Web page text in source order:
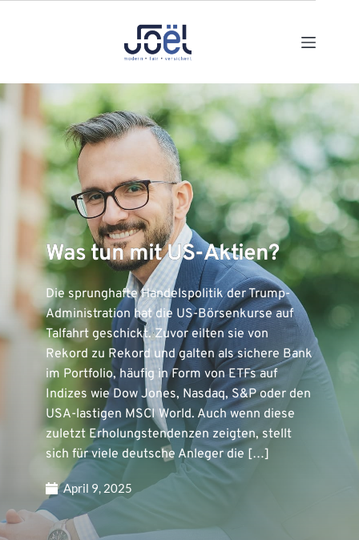
Was tun mit US-Aktien?
Die sprunghafte Handelspolitik der Trump-
Administration hat die US-Börsenkurse auf
Talfahrt geschickt. Zuvor eilten sie von
Rekord zu Rekord und galten als sichere Bank
im Portfolio, häufig in Form von ETFs auf
Indizes wie Dow Jones, Nasdaq, S&P oder den
USA-lastigen MSCI World. Auch wenn diese
zuletzt Erholungstendenzen zeigten, stellt
sich für viele deutsche Anleger die […]
April 9, 2025